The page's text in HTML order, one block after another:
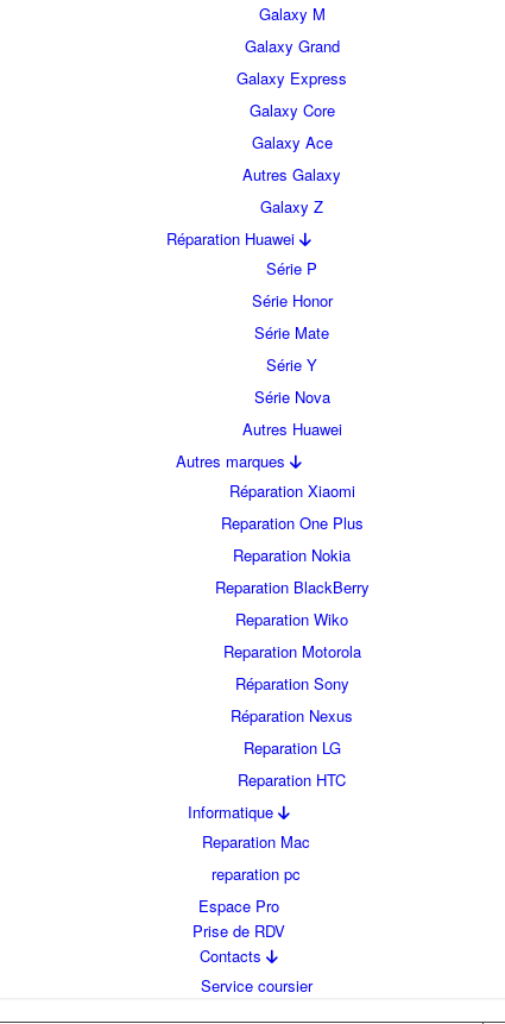
Galaxy M
Galaxy Grand
Galaxy Express
Galaxy Core
Galaxy Ace
Autres Galaxy
Galaxy Z
Réparation Huawei
Série P
Série Honor
Série Mate
Série Y
Série Nova
Autres Huawei
Autres marques
Réparation Xiaomi
Reparation One Plus
Reparation Nokia
Reparation BlackBerry
Reparation Wiko
Reparation Motorola
Réparation Sony
Réparation Nexus
Reparation LG
Reparation HTC
Informatique
Reparation Mac
reparation pc
Espace Pro
Prise de RDV
Contacts
Service coursier